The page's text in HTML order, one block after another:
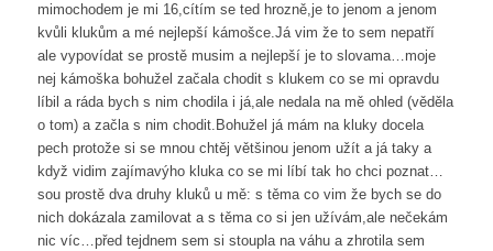
mimochodem je mi 16,cítím se ted hrozně,je to jenom a jenom
kvůli klukům a mé nejlepší kámošce.Já vim že to sem nepatří
ale vypovídat se prostě musim a nejlepší je to slovama…moje
nej kámoška bohužel začala chodit s klukem co se mi opravdu
líbil a ráda bych s nim chodila i já,ale nedala na mě ohled (věděla
o tom) a začla s nim chodit.Bohužel já mám na kluky docela
pech protože si se mnou chtěj většinou jenom užít a já taky a
když vidim zajímavýho kluka co se mi líbí tak ho chci poznat…
sou prostě dva druhy kluků u mě: s těma co vim že bych se do
nich dokázala zamilovat a s těma co si jen užívám,ale nečekám
nic víc…před tejdnem sem si stoupla na váhu a zhrotila sem